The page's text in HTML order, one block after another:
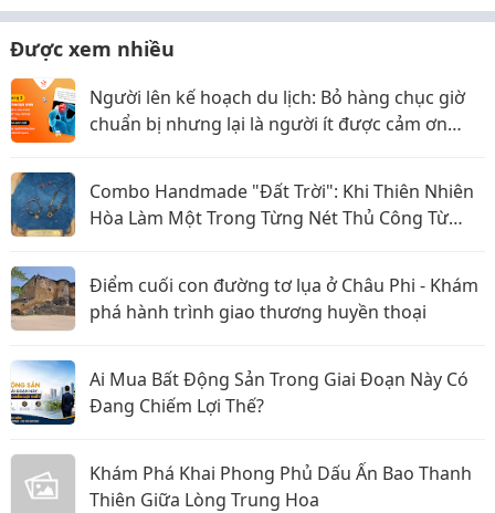
Được xem nhiều
Người lên kế hoạch du lịch: Bỏ hàng chục giờ
chuẩn bị nhưng lại là người ít được cảm ơn
Combo Handmade "Đất Trời": Khi Thiên Nhiên
Hòa Làm Một Trong Từng Nét Thủ Công Từ
Điểm cuối con đường tơ lụa ở Châu Phi - Khám
phá hành trình giao thương huyền thoại
Ai Mua Bất Động Sản Trong Giai Đoạn Này Có
Đang Chiếm Lợi Thế?
Khám Phá Khai Phong Phủ Dấu Ấn Bao Thanh
Thiên Giữa Lòng Trung Hoa